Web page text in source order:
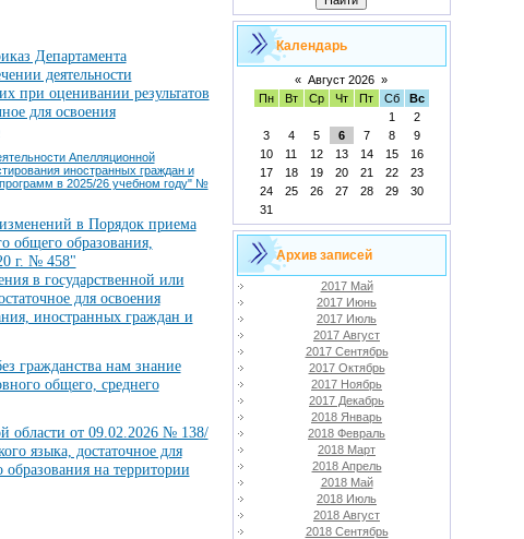
Департамента
деятельности
при оценивании результатов
для освоения
Апелляционной
иностранных граждан и
программ в 2025/26 учебном году" №
в Порядок приема
общего образования,
г. № 458"
в государственной или
для освоения
иностранных граждан и
гражданства нам знание
общего, среднего
области от 09.02.2026 № 138/
языка, достаточное для
на территории
Календарь
« Август 2026 »
Пн
Вт Ср Чт Пт Сб
Вс
1
2
3
4 5 6 7 8
9
10
11 12 13 14 15
16
17
18 19 20 21 22
23
24
25 26 27 28 29
30
31
Архив записей
2017 Май
2017 Июнь
2017 Июль
2017 Август
2017 Сентябрь
2017 Октябрь
2017 Ноябрь
2017 Декабрь
2018 Январь
2018 Февраль
2018 Март
2018 Апрель
2018 Май
2018 Июль
2018 Август
2018 Сентябрь